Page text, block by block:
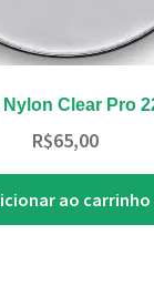
Nylon Clear Pro
R$65,00
ao carrinho